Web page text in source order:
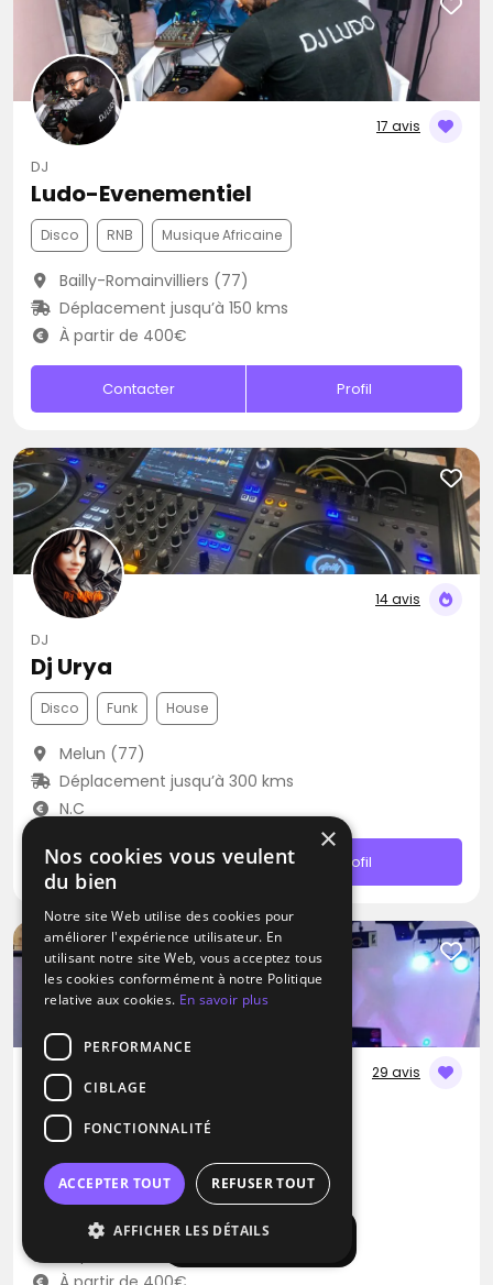
Afficher la carte
17 avis
DJ
Ludo-Evenementiel
Disco RNB Musique Africaine
Bailly-Romainvilliers (77)
Déplacement jusqu’à 150 kms
À partir de 400€
Contacter Profil
14 avis
DJ
Dj Urya
Disco Funk House
Melun (77)
Déplacement jusqu’à 300 kms
N.C
Contacter Profil
29 avis
DJ
DJ Joss
Blues Musique Africaine RNB
Moisenay (77)
×
Nos cookies vous veulent
du bien
Notre site Web utilise des cookies pour
améliorer l'expérience utilisateur. En
utilisant notre site Web, vous acceptez tous
les cookies conformément à notre Politique
relative aux cookies. En savoir plus
PERFORMANCE
CIBLAGE
FONCTIONNALITÉ
ACCEPTER TOUT REFUSER TOUT
AFFICHER LES DÉTAILS